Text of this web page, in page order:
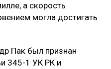
а скорость
могла достигать
Пак был признан
345-1 УК РК и